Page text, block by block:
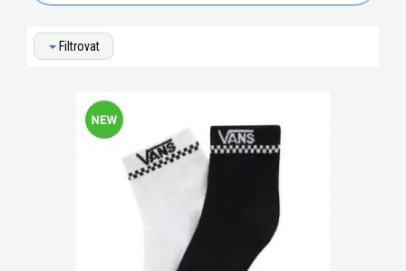
Filtrovat